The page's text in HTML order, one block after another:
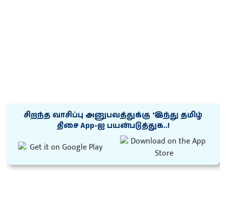
சிறந்த வாசிப்பு அனுபவத்துக்கு ‘இந்து தமிழ்
திசை App-ஐ பயன்படுத்துக..!